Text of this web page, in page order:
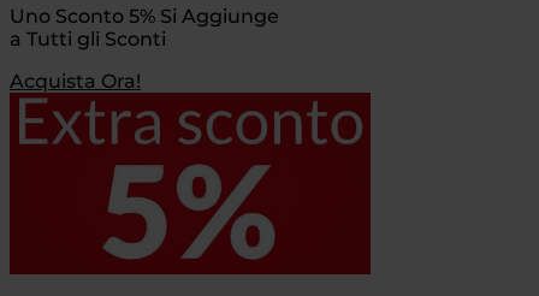
Uno Sconto 5% Si Aggiunge
a Tutti gli Sconti
Acquista Ora!